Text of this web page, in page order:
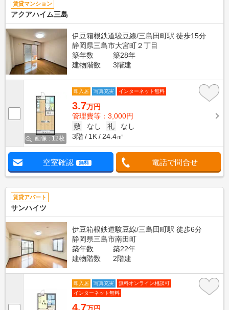
賃貸マンション
アクアハイム三島
伊豆箱根鉄道駿豆線/三島田町駅 徒歩15分
静岡県三島市大宮町２丁目
築年数
築28年
建物階数
3階建
画像 : 12枚
即入居 写真充実 インターネット無料
3.7万円
管理費等：3,000円
敷
なし 礼
なし
3階
1K 24.4㎡
空室確認 無料 電話で問合せ
賃貸アパート
サンハイツ
伊豆箱根鉄道駿豆線/三島田町駅 徒歩6分
静岡県三島市南田町
築年数
築22年
建物階数
2階建
即入居 写真充実
無料オンライン相談可
インターネット無料
4.7